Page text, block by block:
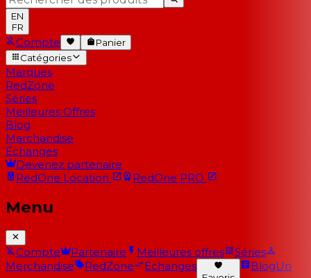
EN
FR
Compte
Panier
Catégories
Marques
RedZone
Séries
Meilleures Offres
Blog
Marchandise
Échanges
Devenez partenaire
RedOne Location RedOne PRO
Menu
Compte Partenaire Meilleures offres
Séries
Merchandise
RedZone Échanges BlogUn